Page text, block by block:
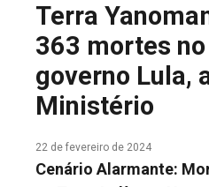
FALE CONOSCO
Terra
363 mortes no
governo Lula,
Ministério
22 de fevereiro de 2024
Cenário Alarmante: